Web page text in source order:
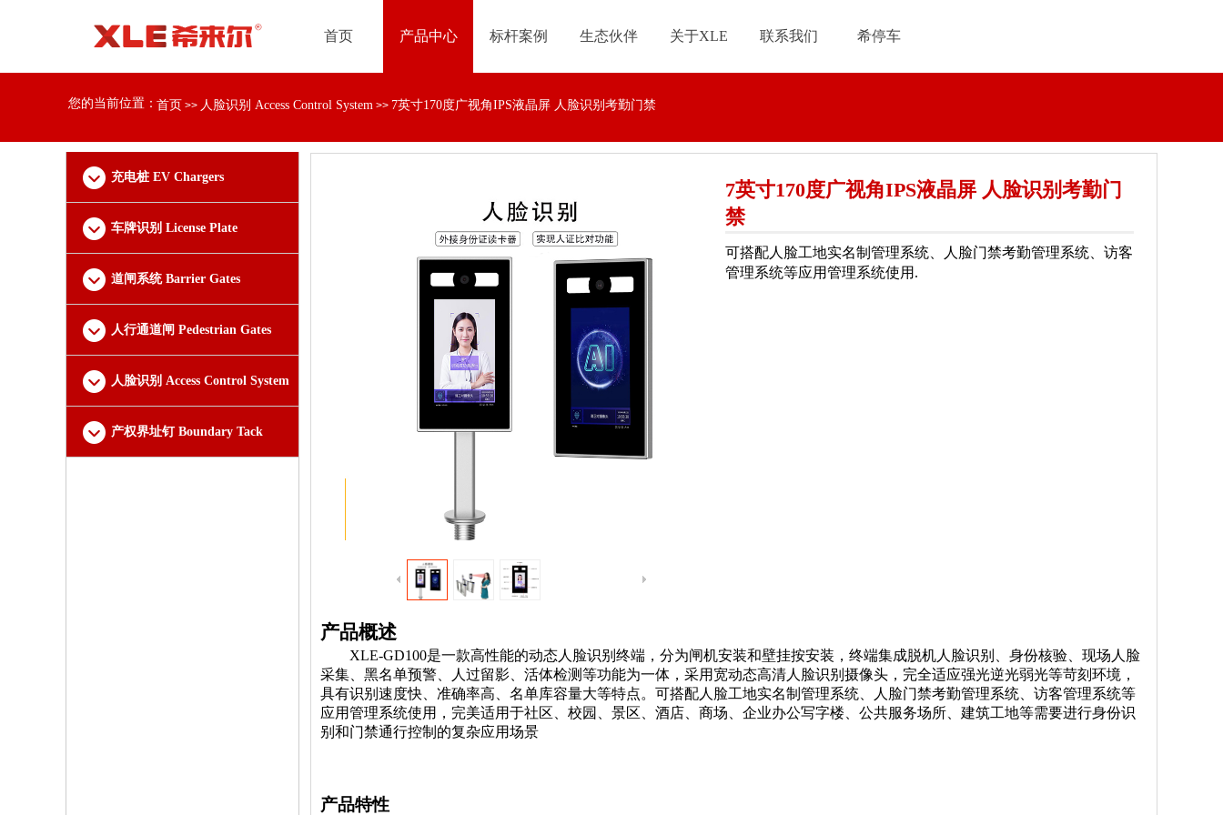
您的当前位置：首页 >> 人脸识别 Access Control System >> 7英寸170度广视角IPS液晶屏 人脸识别考勤门禁
充电桩 EV Chargers
车牌识别 License Plate
Recognition道闸系统 Barrier Gates
人行通道闸 Pedestrian Gates
人脸识别 Access Control System
产权界址钉 Boundary Tack
7英寸170度广视角IPS液晶屏 人脸识别考勤门
禁
可搭配人脸工地实名制管理系统、人脸门禁考勤管理系统、访客
管理系统等应用管理系统使用.
产品概述
XLE-GD100是一款高性能的动态人脸识别 终端 ， 分为闸机安装和壁挂按安装，终端集成脱机人脸识别、 身份核验、现场人脸
采集、黑名单预警 、人过留影、活体检测等功能为一体 ，采用宽动态高清人脸识别摄像头，完全适应强光逆光弱光等苛刻环境，
具有识别速度快、准确率高 、名单库容量大等特点。可搭配人脸工地实名制管理系统、人脸门禁考勤管理系统、访客管理系统等
应用管理系统使用，完美适用于社区、 校园 景区 酒店 、商场、企业办公写字楼、 公共服务场所 、建筑工地等需要进行身份识
别和门禁通行控制的复杂应用场景
产品特性
首页 产品中心 标杆案例 生态伙伴 关于XLE 联系我们 希停车